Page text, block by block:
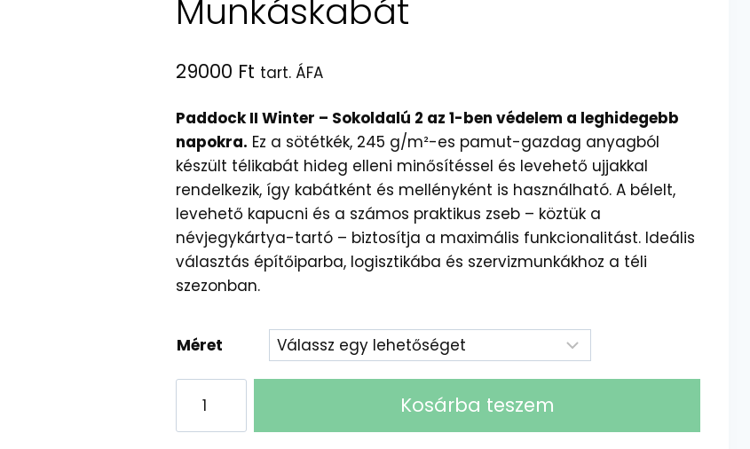
Munkáskabát
29000 Ft tart. ÁFA
Paddock II Winter – Sokoldalú 2 az 1-ben védelem a leghidegebb
napokra. Ez a sötétkék, 245 g/m²-es pamut-gazdag anyagból
készült télikabát hideg elleni minősítéssel és levehető ujjakkal
rendelkezik, így kabátként és mellényként is használható. A bélelt,
levehető kapucni és a számos praktikus zseb – köztük a
névjegykártya-tartó – biztosítja a maximális funkcionalitást. Ideális
választás építőiparba, logisztikába és szervizmunkákhoz a téli
szezonban.
Méret
téli
Kosárba teszem